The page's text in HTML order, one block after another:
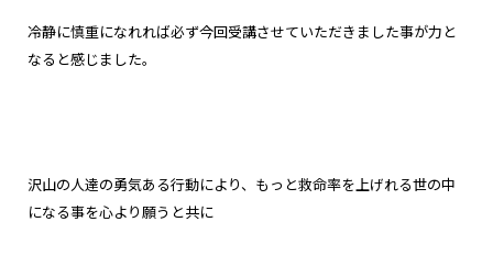
冷静に慎重になれれば必ず今回受講させていただきました事が力と
なると感じました。
沢山の人達の勇気ある行動により、もっと救命率を上げれる世の中
になる事を心より願うと共に